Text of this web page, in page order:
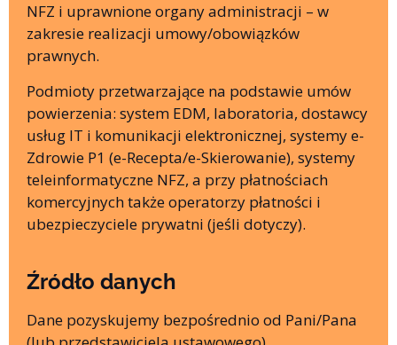
NFZ i uprawnione organy administracji – w
zakresie realizacji umowy/obowiązków
prawnych.
Podmioty przetwarzające na podstawie umów
powierzenia: system EDM, laboratoria, dostawcy
usług IT i komunikacji elektronicznej, systemy e-
Zdrowie P1 (e-Recepta/e-Skierowanie), systemy
teleinformatyczne NFZ, a przy płatnościach
komercyjnych także operatorzy płatności i
ubezpieczyciele prywatni (jeśli dotyczy).
Źródło danych
Dane pozyskujemy bezpośrednio od Pani/Pana